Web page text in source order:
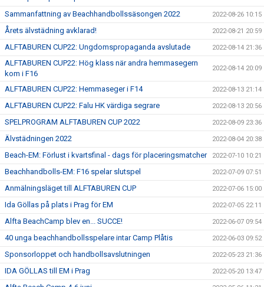
Sammanfattning av Beachhandbollssäsongen 2022 2022-08-26 10:15
Årets älvstädning avklarad! 2022-08-21 20:59
ALFTABUREN CUP22: Ungdomspropaganda avslutade 2022-08-14 21:36
ALFTABUREN CUP22: Hög klass när andra hemmasegern
kom i F16
2022-08-14 20:09
ALFTABUREN CUP22: Hemmaseger i F14 2022-08-13 21:14
ALFTABUREN CUP22: Falu HK värdiga segrare 2022-08-13 20:56
SPELPROGRAM ALFTABUREN CUP 2022 2022-08-09 23:36
Älvstädningen 2022 2022-08-04 20:38
Beach-EM: Förlust i kvartsfinal - dags för placeringsmatcher 2022-07-10 10:21
Beachhandbolls-EM: F16 spelar slutspel 2022-07-09 07:51
Anmälningsläget till ALFTABUREN CUP 2022-07-06 15:00
Ida Göllas på plats i Prag för EM 2022-07-05 22:11
Alfta BeachCamp blev en... SUCCE! 2022-06-07 09:54
40 unga beachhandbollsspelare intar Camp Plåtis 2022-06-03 09:52
Sponsorloppet och handbollsavslutningen 2022-05-23 21:36
IDA GÖLLAS till EM i Prag 2022-05-20 13:47